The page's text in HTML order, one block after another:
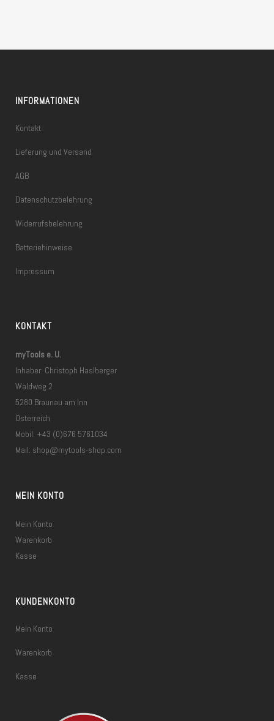
INFORMATIONEN
Kontakt
Lieferung und Versand
AGB
Datenschutzbelehrung
Widerrufsbelehrung
Batteriehinweise
Impressum
KONTAKT
myTools e. U.
Inhaber: Christoph Haslberger
Waldweg 2
5280 Braunau am Inn
Österreich
Mobil: +43 (0)676 5761034
Mail: shop@mytools-shop.com
MEIN KONTO
Mein Konto
Warenkorb
Kasse
KUNDENKONTO
Mein Konto
Warenkorb
Kasse